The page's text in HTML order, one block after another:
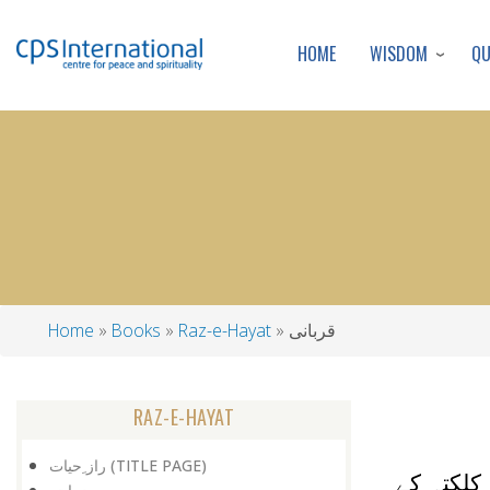
HOME WISDOM
Home Books Raz-e-Hayat قربانی
RAZ-E-HAYAT
راز ِحیات (TITLE PAGE)
وقت 29 سال تھی۔ وہ کلکتہ کے